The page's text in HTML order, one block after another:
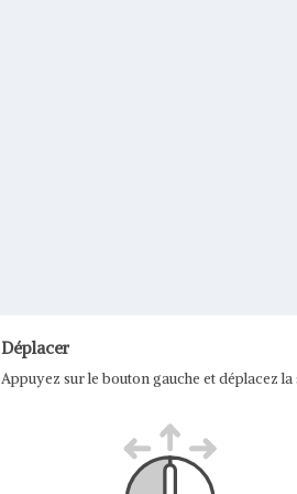
Déplacer
Appuyez sur le bouton gauche et déplacez la